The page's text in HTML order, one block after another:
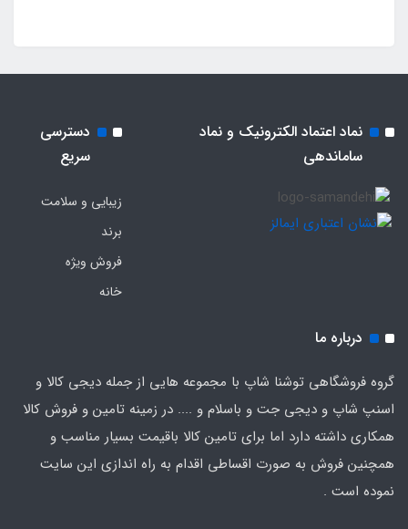
نماد اعتماد الکترونیک و نماد
ساماندهی
دسترسی
سریع
زیبایی و سلامت
برند
فروش ویژه
خانه
درباره ما
گروه فروشگاهی توشنا شاپ با مجموعه هایی از جمله دیجی کالا و
اسنپ شاپ و دیجی جت و باسلام و .... در زمینه تامین و فروش کالا
همکاری داشته دارد اما برای تامین کالا باقیمت بسیار مناسب و
همچنین فروش به صورت اقساطی اقدام به راه اندازی این سایت
نموده است .